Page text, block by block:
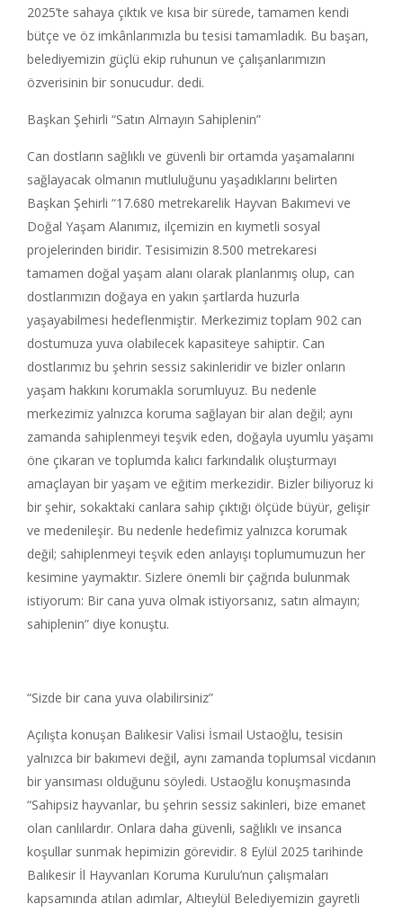
2025’te sahaya çıktık ve kısa bir sürede, tamamen kendi
bütçe ve öz imkânlarımızla bu tesisi tamamladık. Bu başarı,
belediyemizin güçlü ekip ruhunun ve çalışanlarımızın
özverisinin bir sonucudur. dedi.
Başkan Şehirli “Satın Almayın Sahiplenin”
Can dostların sağlıklı ve güvenli bir ortamda yaşamalarını
sağlayacak olmanın mutluluğunu yaşadıklarını belirten
Başkan Şehirli “17.680 metrekarelik Hayvan Bakımevi ve
Doğal Yaşam Alanımız, ilçemizin en kıymetli sosyal
projelerinden biridir. Tesisimizin 8.500 metrekaresi
tamamen doğal yaşam alanı olarak planlanmış olup, can
dostlarımızın doğaya en yakın şartlarda huzurla
yaşayabilmesi hedeflenmiştir. Merkezimiz toplam 902 can
dostumuza yuva olabilecek kapasiteye sahiptir. Can
dostlarımız bu şehrin sessiz sakinleridir ve bizler onların
yaşam hakkını korumakla sorumluyuz. Bu nedenle
merkezimiz yalnızca koruma sağlayan bir alan değil; aynı
zamanda sahiplenmeyi teşvik eden, doğayla uyumlu yaşamı
öne çıkaran ve toplumda kalıcı farkındalık oluşturmayı
amaçlayan bir yaşam ve eğitim merkezidir. Bizler biliyoruz ki
bir şehir, sokaktaki canlara sahip çıktığı ölçüde büyür, gelişir
ve medenileşir. Bu nedenle hedefimiz yalnızca korumak
değil; sahiplenmeyi teşvik eden anlayışı toplumumuzun her
kesimine yaymaktır. Sizlere önemli bir çağrıda bulunmak
istiyorum: Bir cana yuva olmak istiyorsanız, satın almayın;
sahiplenin” diye konuştu.
“Sizde bir cana yuva olabilirsiniz”
Açılışta konuşan Balıkesir Valisi İsmail Ustaoğlu, tesisin
yalnızca bir bakımevi değil, aynı zamanda toplumsal vicdanın
bir yansıması olduğunu söyledi. Ustaoğlu konuşmasında
“Sahipsiz hayvanlar, bu şehrin sessiz sakinleri, bize emanet
olan canlılardır. Onlara daha güvenli, sağlıklı ve insanca
koşullar sunmak hepimizin görevidir. 8 Eylül 2025 tarihinde
Balıkesir İl Hayvanları Koruma Kurulu’nun çalışmaları
kapsamında atılan adımlar, Altıeylül Belediyemizin gayretli